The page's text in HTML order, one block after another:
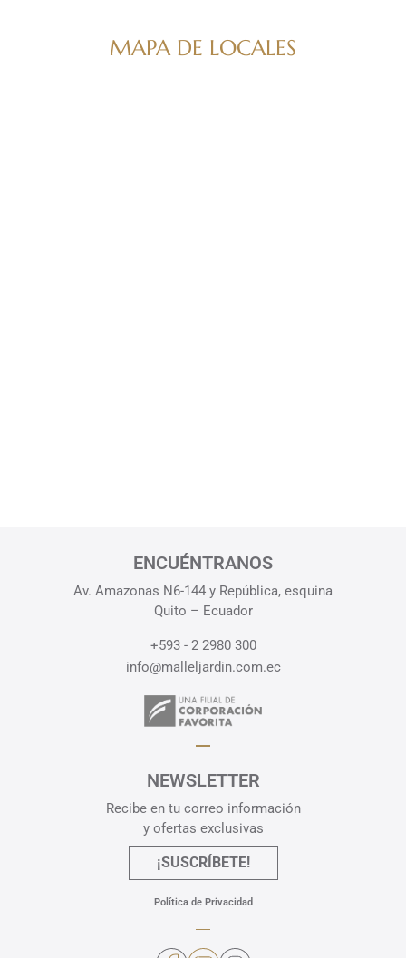
MAPA DE LOCALES
ENCUÉNTRANOS
Av. Amazonas N6-144 y República, esquina
Quito – Ecuador
+593 - 2 2980 300
info@malleljardin.com.ec
NEWSLETTER
Recibe en tu correo información
y ofertas exclusivas
¡SUSCRÍBETE!
Política de Privacidad